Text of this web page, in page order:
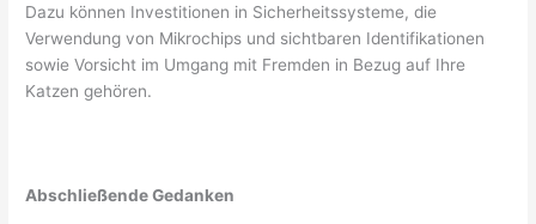
Dazu können Investitionen in Sicherheitssysteme, die
Verwendung von Mikrochips und sichtbaren Identifikationen
sowie Vorsicht im Umgang mit Fremden in Bezug auf Ihre
Katzen gehören.
Abschließende Gedanken